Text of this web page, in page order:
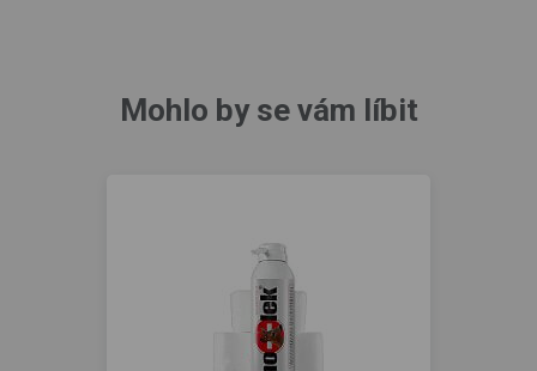
Mohlo by se vám líbit